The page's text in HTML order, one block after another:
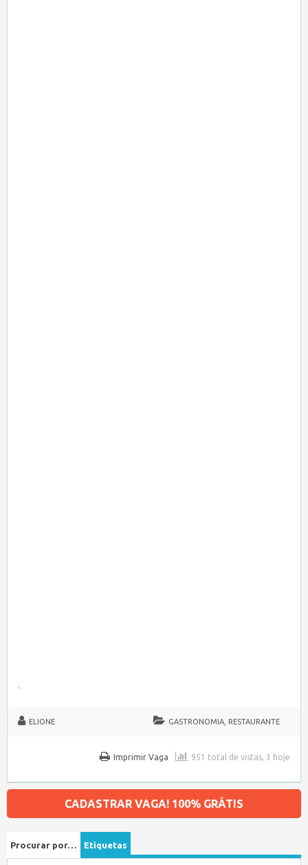
.
ELIONE GASTRONOMIA, RESTAURANTE
951 total de vistas, 3 hoje
Imprimir Vaga
CADASTRAR VAGA! 100% GRÁTIS
Procurar por… Etiquetas